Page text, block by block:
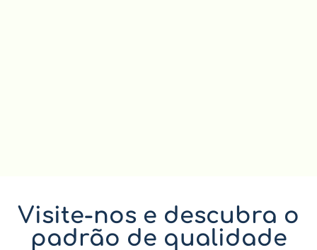
Visite-nos e descubra o
padrão de qualidade